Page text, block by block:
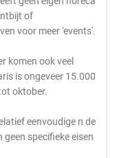
of
voor meer 'events'.
komen ook veel
is ongeveer 15.000
oktober.
eenvoudige n de
geen specifieke eisen